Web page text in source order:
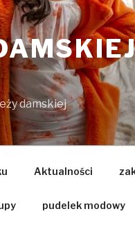
damskiej
Aktualności
pudelek modowy